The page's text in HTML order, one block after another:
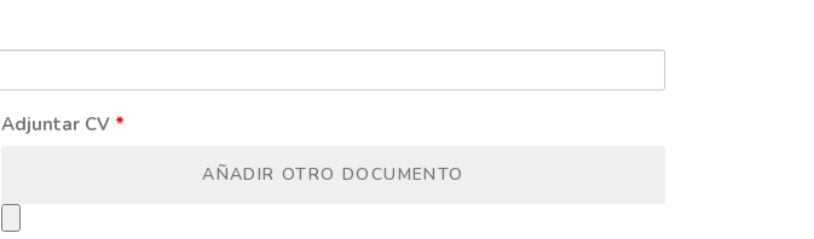
Adjuntar CV *
AÑADIR OTRO DOCUMENTO